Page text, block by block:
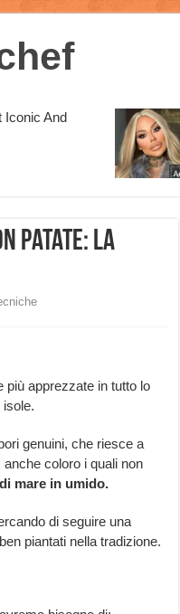
Patate: la
più apprezzate in tutto lo
isole.
genuini, che riesce a
coloro i quali non
mare in umido.
di seguire una
piantati nella tradizione.